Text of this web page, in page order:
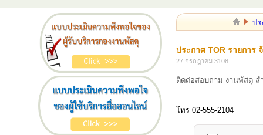
ปร
ประกาศ TOR รายการ
27 กรกฎาคม 3108
ติดต่อสอบถาม งานพัสดุ ส
โทร 02-555-2104